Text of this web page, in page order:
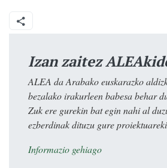
Izan zaitez
ALEA da Arabako euskarazko
bezalako irakurleen babesa behar
Zuk ere gurekin bat egin nahi al
ezberdinak dituzu gure
Informazio gehiago